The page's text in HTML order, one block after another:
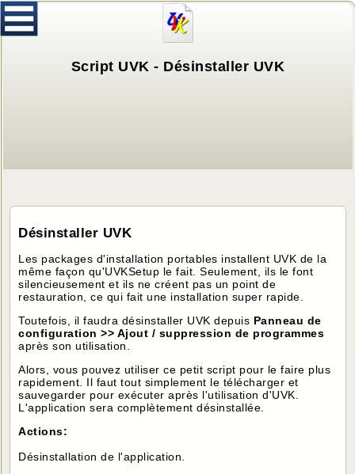
Script UVK - Désinstaller UVK
Désinstaller UVK
Les packages d'installation portables installent UVK de la
même façon qu'UVKSetup le fait. Seulement, ils le font
silencieusement et ils ne créent pas un point de
restauration, ce qui fait une installation super rapide.
Toutefois, il faudra désinstaller UVK depuis Panneau de
configuration >> Ajout / suppression de programmes
après son utilisation.
Alors, vous pouvez utiliser ce petit script pour le faire plus
rapidement. Il faut tout simplement le télécharger et
sauvegarder pour exécuter après l'utilisation d'UVK.
L'application sera complètement désinstallée.
Actions:
Désinstallation de l'application.